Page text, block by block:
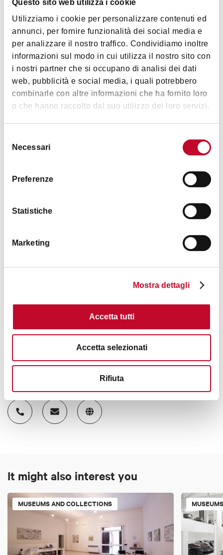
Questo sito web utilizza i cookie
Utilizziamo i cookie per personalizzare contenuti ed
annunci, per fornire funzionalità dei social media e
per analizzare il nostro traffico. Condividiamo inoltre
informazioni sul modo in cui utilizza il nostro sito con
i nostri partner che si occupano di analisi dei dati
web, pubblicità e social media, i quali potrebbero
combinarle con altre informazioni che ha fornito loro
o che hanno raccolto dal suo utilizzo dei loro servizi.
delNecessari
Preferenze
Statistiche
Marketing
Mostra dettagli
Accetta tutti
Accetta selezionati
Rifiuta
Timetables
Saturday and Sunday from 10 a.m. to 12 p.m. and from 4 p.m.
to 6 p.m.
It might also interest you
MUSEUMS AND COLLECTIONS